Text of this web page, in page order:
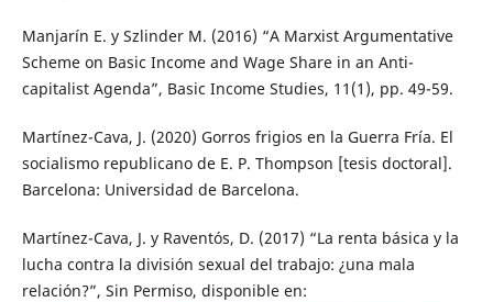
Manjarín E. y Szlinder M. (2016) “A Marxist Argumentative
Scheme on Basic Income and Wage Share in an Anti-
capitalist Agenda”, Basic Income Studies, 11(1), pp. 49-59.
Martínez-Cava, J. (2020) Gorros frigios en la Guerra Fría. El
socialismo republicano de E. P. Thompson [tesis doctoral].
Barcelona: Universidad de Barcelona.
Martínez-Cava, J. y Raventós, D. (2017) “La renta básica y la
lucha contra la división sexual del trabajo: ¿una mala
relación?”, Sin Permiso, disponible en: